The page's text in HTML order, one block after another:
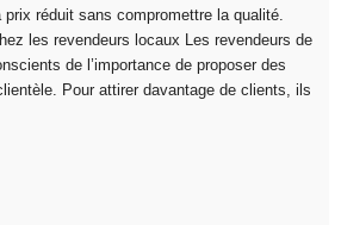
réduit sans compromettre la qualité.
les revendeurs locaux Les revendeurs de
de l’importance de proposer des
Pour attirer davantage de clients, ils